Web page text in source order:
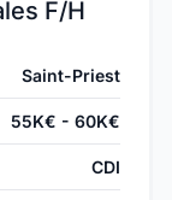
F/H
Saint-Priest
55K€ - 60K€
CDI